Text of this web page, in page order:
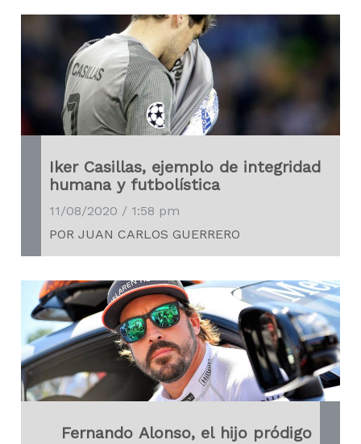
Iker Casillas, ejemplo de integridad
humana y futbolística
11/08/2020 / 1:58 pm
POR JUAN CARLOS GUERRERO
Fernando Alonso, el hijo pródigo